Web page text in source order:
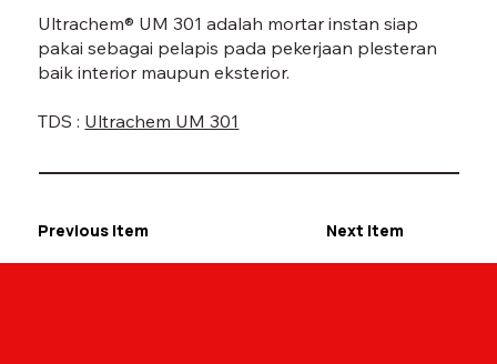
UM 301-07.jpg
Ultrachem® UM 301 adalah mortar instan siap
pakai sebagai pelapis pada pekerjaan plesteran
baik interior maupun eksterior.
TDS : Ultrachem UM 301
Previous Item Next Item